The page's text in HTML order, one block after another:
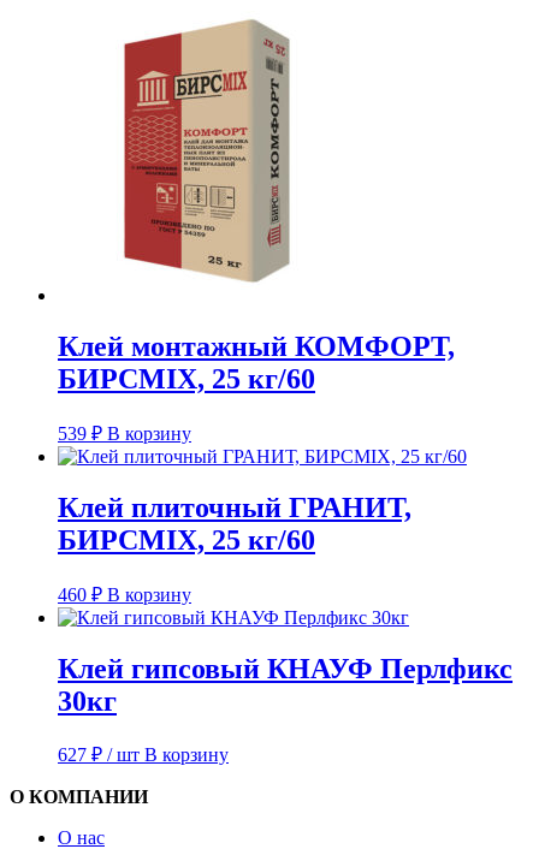
Клей монтажный КОМФОРТ,
БИРСMIX, 25 кг/60
539 ₽ В корзину
Клей плиточный ГРАНИТ,
БИРСMIX, 25 кг/60
460 ₽ В корзину
Клей гипсовый КНАУФ Перлфикс
30кг
627 ₽ / шт В корзину
О КОМПАНИИ
О нас